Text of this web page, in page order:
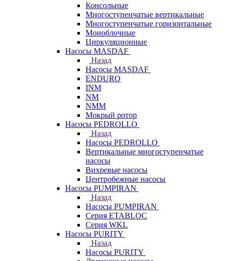
Консольные
Многоступенчатые вертикальные
Многоступенчатые горизонтальные
Моноблочные
Циркуляционные
Насосы MASDAF
Назад
Насосы MASDAF
ENDURO
INM
NM
NMM
Мокрый ротор
Насосы PEDROLLO
Назад
Насосы PEDROLLO
Вертикальные многоступенчатые
насосы
Вихревые насосы
Центробежные насосы
Насосы PUMPIRAN
Назад
Насосы PUMPIRAN
Серия ETABLOC
Серия WKL
Насосы PURITY
Назад
Насосы PURITY